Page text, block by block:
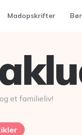
Madopskrifter
et familieliv!